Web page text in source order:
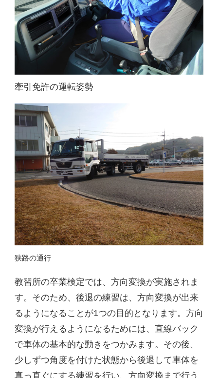
牽引免許の運転姿勢
狭路の通行
教習所の卒業検定では、方向変換が実施されま
す。そのため、後退の練習は、方向変換が出来
るようになることが1つの目的となります。方向
変換が行えるようになるためには、直線バック
で車体の基本的な動きをつかみます。その後、
少しずつ角度を付けた状態から後退して車体を
真っ直ぐにする練習を行い、方向変換まで行う